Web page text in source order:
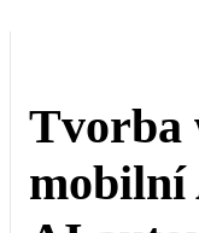
Tvorba
mobilní